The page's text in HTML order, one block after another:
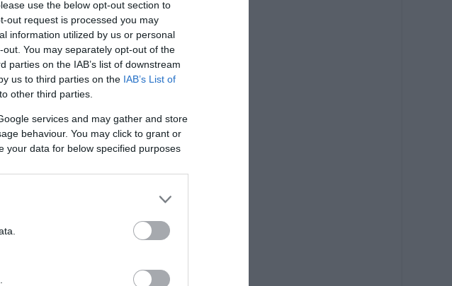
use the below opt-out section to
out request is processed you may
information utilized by us or personal
You may separately opt-out of the
parties on the IAB’s list of downstream
us to third parties on the IAB’s List of
other third parties.
services and may gather and store
behaviour. You may click to grant or
your data for below specified purposes